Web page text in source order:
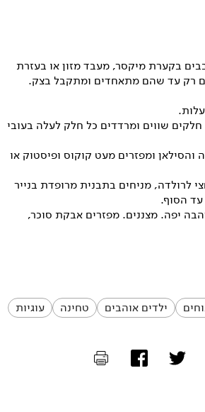
בקערת מיקסר, מעבד מזון או בעזרת
רק עד שהם מתאחדים ומתקבל בצק.
מחלקים את הבצק ל-4 חלקים שווים ומרדדים כל חלק לעלה בעובי
ומפזרים מעט קוקוס ופיסטוק או
לרולדה, מניחים בתבנית מרופדת בנייר
עד הסוף.
דקות להזהבה יפה. מצננים. מפזרים אבקת סוכר,
ילדים אוהבים טחינה עוגיות